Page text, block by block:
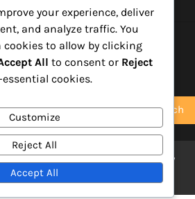
ー
検索
lab.jpTheme: Blog Point ByArtify
your experience, deliver
and analyze traffic. You
cookies to allow by clicking
All to consent or Reject
cookies.
Customize
Reject All
Accept All